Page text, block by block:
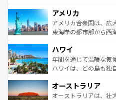
ンツ一覧を参照してほ
の建物がそのまま残る
博物館もあり、アルプ
ことができる。国民の
ば市内交通費無料で観光を
着のスイス情報はコン
アメリカ
アメリカ合衆国は、広
東海岸の都市部から西
のような巨大都市は、
ンメントが詰まった刺
西部には大自然が広が
部のニューオーリンズ
文化が魅力。旅行者は
ハワイ
年間を通じて温暖な気
ハワイは、どの島も独
ワイ島は見逃せない。
島だが、静かな自然を
オーストラリア
オーストラリアは、壮